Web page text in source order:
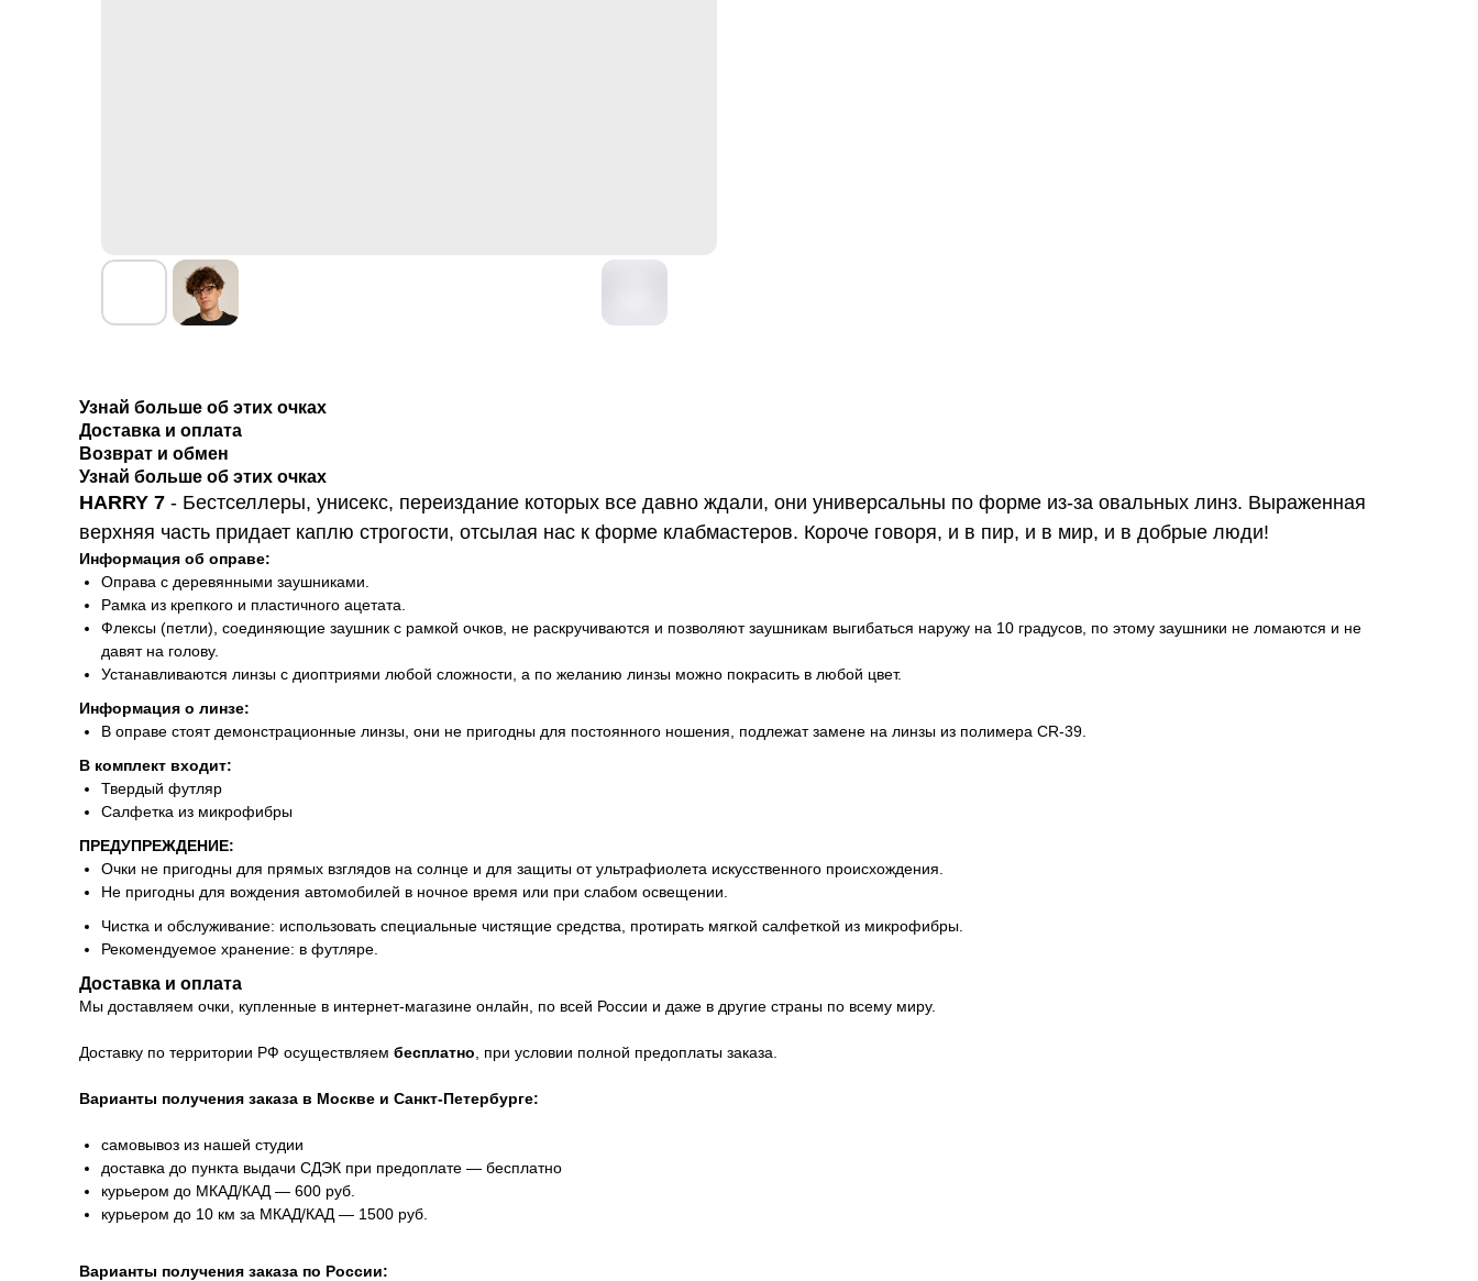
Узнай больше об этих очках
Доставка и оплата
Возврат и обмен
Узнай больше об этих очках
HARRY 7 - Бестселлеры, унисекс, переиздание которых все давно ждали, они универсальны по форме из-за овальных линз. Выраженная
верхняя часть придает каплю строгости, отсылая нас к форме клабмастеров. Короче говоря, и в пир, и в мир, и в добрые люди!
Информация об оправе:
Оправа с деревянными заушниками.
Рамка из крепкого и пластичного ацетата.
Флексы (петли), соединяющие заушник с рамкой очков, не раскручиваются и позволяют заушникам выгибаться наружу на 10 градусов, по этому заушники не ломаются и не
давят на голову.
Устанавливаются линзы с диоптриями любой сложности, а по желанию линзы можно покрасить в любой цвет.
Информация о линзе:
В оправе стоят демонстрационные линзы, они не пригодны для постоянного ношения, подлежат замене на линзы из полимера CR-39.
В комплект входит:
Твердый футляр
Салфетка из микрофибры
ПРЕДУПРЕЖДЕНИЕ:
Очки не пригодны для прямых взглядов на солнце и для защиты от ультрафиолета искусственного происхождения.
Не пригодны для вождения автомобилей в ночное время или при слабом освещении.
Чистка и обслуживание: использовать специальные чистящие средства, протирать мягкой салфеткой из микрофибры.
Рекомендуемое хранение: в футляре.
Доставка и оплата
Мы доставляем очки, купленные в интернет-магазине онлайн, по всей России и даже в другие страны по всему миру.
Доставку по территории РФ осуществляем бесплатно , при условии полной предоплаты заказа.
Варианты получения заказа в Москве и Санкт-Петербурге:
самовывоз из нашей студии
доставка до пункта выдачи СДЭК при предоплате — бесплатно
курьером до МКАД/КАД — 600 руб.
курьером до 10 км за МКАД/КАД — 1500 руб.
Варианты получения заказа по России: